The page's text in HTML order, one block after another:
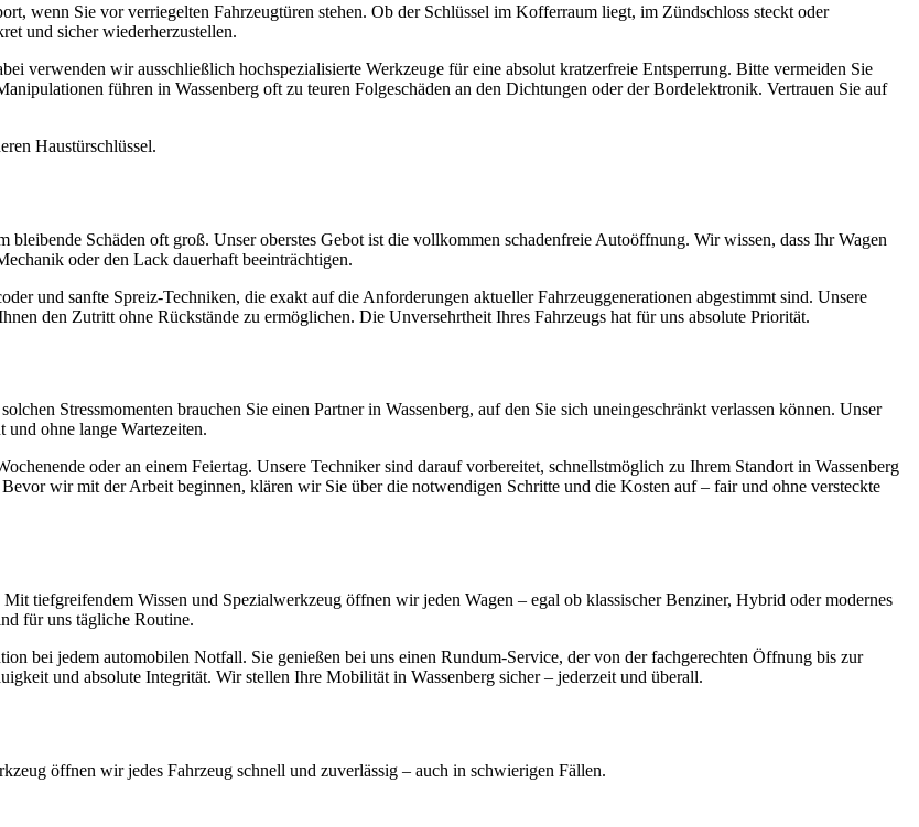
wenn Sie vor verriegelten Fahrzeugtüren stehen. Ob der Schlüssel im Kofferraum liegt, im Zündschloss steckt oder
und sicher wiederherzustellen.
verwenden wir ausschließlich hochspezialisierte Werkzeuge für eine absolut kratzerfreie Entsperrung. Bitte vermeiden Sie
führen in Wassenberg oft zu teuren Folgeschäden an den Dichtungen oder der Bordelektronik. Vertrauen Sie auf
bleibende Schäden oft groß. Unser oberstes Gebot ist die vollkommen schadenfreie Autoöffnung. Wir wissen, dass Ihr Wagen
oder den Lack dauerhaft beeinträchtigen.
und sanfte Spreiz-Techniken, die exakt auf die Anforderungen aktueller Fahrzeuggenerationen abgestimmt sind. Unsere
den Zutritt ohne Rückstände zu ermöglichen. Die Unversehrtheit Ihres Fahrzeugs hat für uns absolute Priorität.
Stressmomenten brauchen Sie einen Partner in Wassenberg, auf den Sie sich uneingeschränkt verlassen können. Unser
und ohne lange Wartezeiten.
oder an einem Feiertag. Unsere Techniker sind darauf vorbereitet, schnellstmöglich zu Ihrem Standort in Wassenberg
wir mit der Arbeit beginnen, klären wir Sie über die notwendigen Schritte und die Kosten auf – fair und ohne versteckte
tiefgreifendem Wissen und Spezialwerkzeug öffnen wir jeden Wagen – egal ob klassischer Benziner, Hybrid oder modernes
für uns tägliche Routine.
bei jedem automobilen Notfall. Sie genießen bei uns einen Rundum-Service, der von der fachgerechten Öffnung bis zur
und absolute Integrität. Wir stellen Ihre Mobilität in Wassenberg sicher – jederzeit und überall.
öffnen wir jedes Fahrzeug schnell und zuverlässig – auch in schwierigen Fällen.